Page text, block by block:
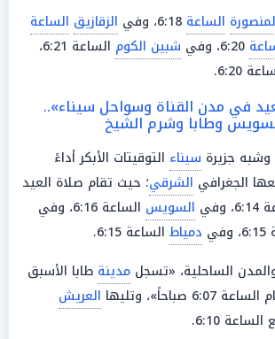
الساعة الزقازيق الساعة
شبين الكوم
الساعة 6:21،
6:20.
في مدن القناة وسواحل سيناء»..
وطابا وشرم الشيخ
وشبه جزيرة سيناء التوقيتات الأبكر أداءً
الجغرافي الشرقي؛ حيث تقام صلاة العيد
السويس
الساعة 6:16، وفي
دمياط الساعة 6:15.
الساحلية، «تسجل مدينة طابا الأسبق
وتليها
العريش